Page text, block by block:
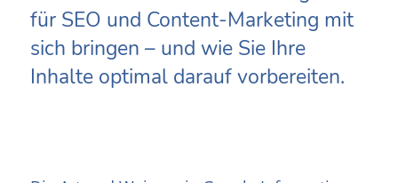
für SEO und Content-Marketing mit
sich bringen – und wie Sie Ihre
Inhalte optimal darauf vorbereiten.